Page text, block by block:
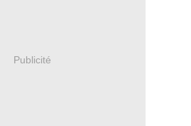
Publicité